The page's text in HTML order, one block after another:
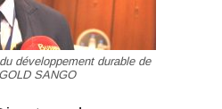
développement durable de
SANGO